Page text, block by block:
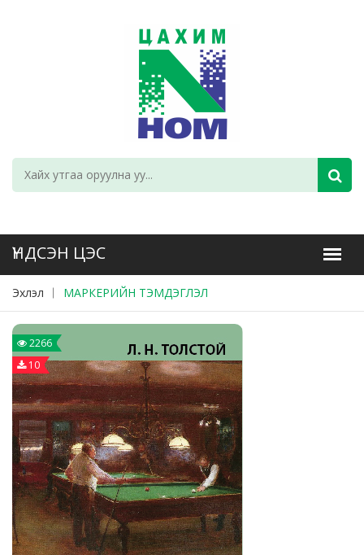
Эхлэл МАРКЕРИЙН ТЭМДЭГЛЭЛ
2266
10